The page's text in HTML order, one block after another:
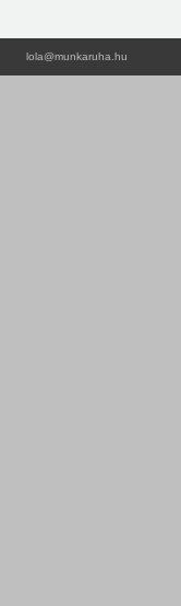
lola@munkaruha.hu